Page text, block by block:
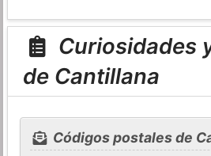
Curiosidades
de Cantillana
Códigos postales de